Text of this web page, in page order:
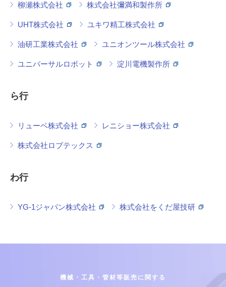
柳瀬株式会社 株式会社彌満和製作所
UHT株式会社 ユキワ精工株式会社
油研工業株式会社 ユニオンツール株式会社
ユニバーサルロボット 淀川電機製作所
ら行
リューベ株式会社 レニショー株式会社
株式会社ロブテックス
わ行
YG-1ジャパン株式会社 株式会社をくだ屋技研
機械・工具・管材等販売に関する